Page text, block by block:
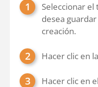
Seleccionar
desea
creación.
Hacer clic en
Hacer clic en